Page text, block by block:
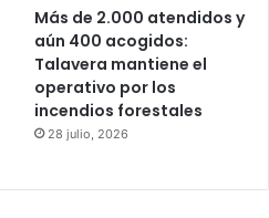
Más de 2.000 atendidos y
aún 400 acogidos:
Talavera mantiene el
operativo por los
incendios forestales
28 julio, 2026